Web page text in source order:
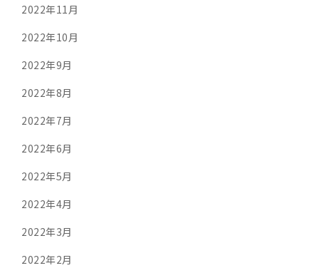
2022年11月
2022年10月
2022年9月
2022年8月
2022年7月
2022年6月
2022年5月
2022年4月
2022年3月
2022年2月